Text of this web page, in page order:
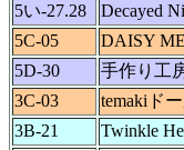
5い-27.28
Decayed
5C-05
DAISY
5D-30
手作り工
3C-03
temakiド
3B-21
Twinkle